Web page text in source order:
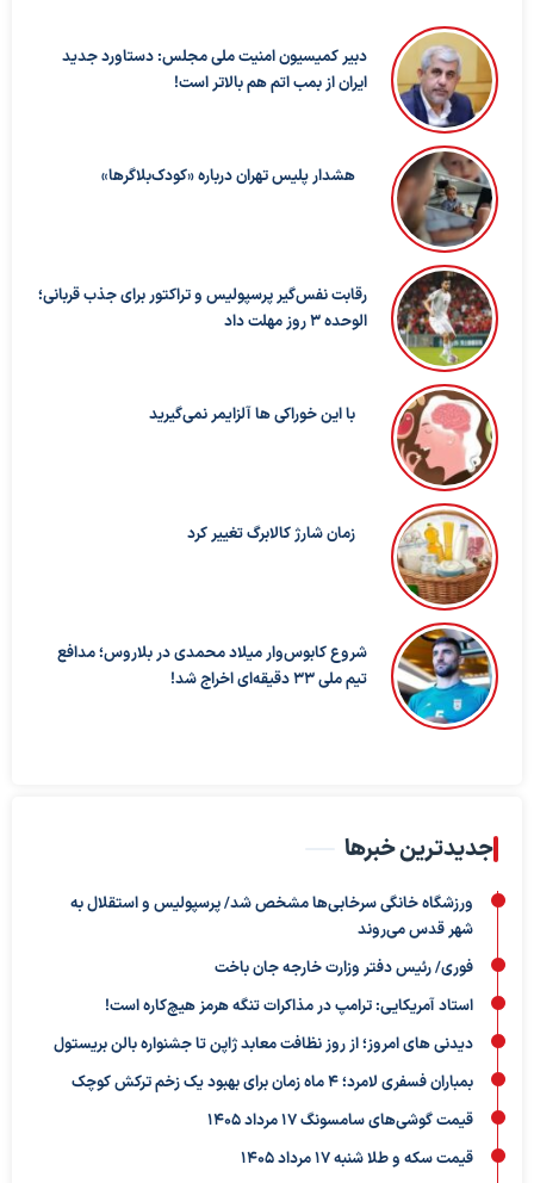
دبیر کمیسیون امنیت ملی مجلس: دستاورد جدید
ایران از بمب اتم هم بالاتر است!
هشدار پلیس تهران درباره «کودک‌بلاگرها»
رقابت نفس‌گیر پرسپولیس و تراکتور برای جذب قربانی؛
الوحده ۳ روز مهلت داد
با این خوراکی ها آلزایمر نمی‌گیرید
زمان شارژ کالابرگ تغییر کرد
شروع کابوس‌وار میلاد محمدی در بلاروس؛ مدافع
تیم ملی ۳۳ دقیقه‌ای اخراج شد!
جدیدترین خبرها
ورزشگاه خانگی سرخابی‌ها مشخص شد/ پرسپولیس و استقلال به
شهر قدس می‌روند
فوری/ رئیس دفتر وزارت خارجه جان باخت
استاد آمریکایی: ترامپ در مذاکرات تنگه هرمز هیچ‌کاره است!
دیدنی های امروز؛ از روز نظافت معابد ژاپن تا جشنواره بالن بریستول
بمباران فسفری لامرد؛ ۴ ماه زمان برای بهبود یک زخم ترکش کوچک
قیمت گوشی‌های سامسونگ 17 مرداد 1405
قیمت سکه و طلا شنبه 17 مرداد 1405